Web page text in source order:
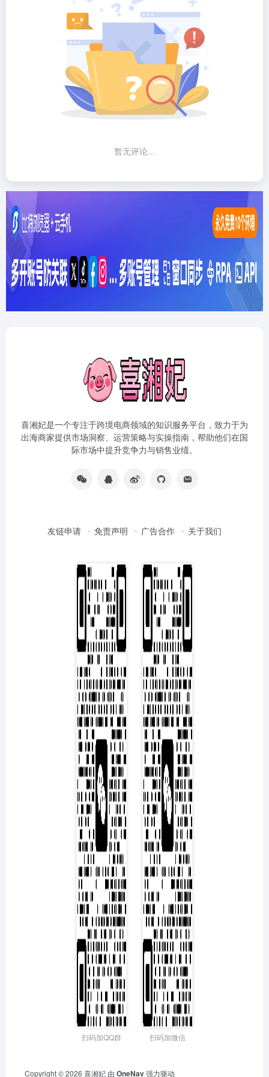
暂无评论...
喜湘妃是一个专注于跨境电商领域的知识服务平台，致力于为
出海商家提供市场洞察、运营策略与实操指南，帮助他们在国
际市场中提升竞争力与销售业绩。
友链申请 免责声明 广告合作 关于我们
扫码加QQ群 扫码加微信
Copyright © 2026 喜湘妃 由 OneNav强力驱动